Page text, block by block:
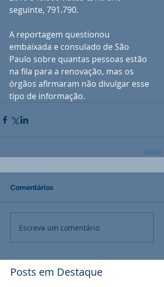
seguinte, 791.790.
A reportagem questionou
embaixada e consulado de São
Paulo sobre quantas pessoas estão
na fila para a renovação, mas os
órgãos afirmaram não divulgar esse
tipo de informação.
Comentários
Escreva um comentário
Posts em Destaque